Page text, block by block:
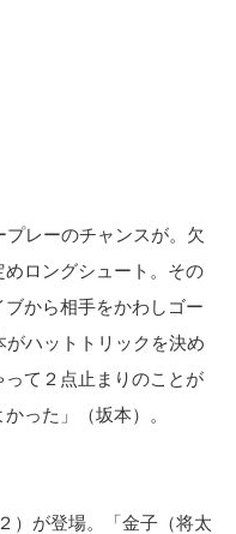
レーのチャンスが。欠
ロングシュート。その
から相手をかわしゴー
がハットトリックを決め
て２点止まりのことが
った」（坂本）。
）が登場。「金子（将太